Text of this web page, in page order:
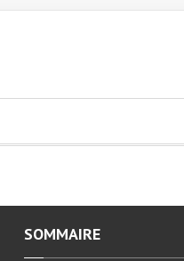
SOMMAIRE